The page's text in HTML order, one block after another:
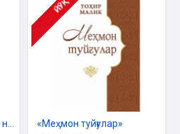
ЙЎҚ
«Меҳмон туйғулар»